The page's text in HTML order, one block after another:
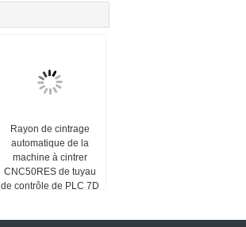
Rayon de cintrage
automatique de la
machine à cintrer
CNC50RES de tuyau
de contrôle de PLC 7D